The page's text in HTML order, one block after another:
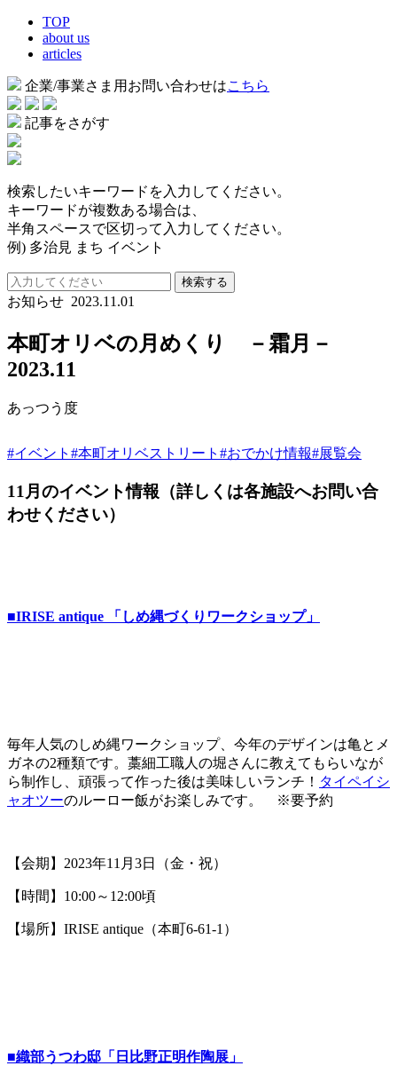
TOP
about us
articles
企業/事業さま用お問い合わせはこちら
記事をさがす
検索したいキーワードを入力してください。
キーワードが複数ある場合は、
半角スペースで区切って入力してください。
例) 多治見 まち イベント
検索する
お知らせ 2023.11.01
本町オリベの月めくり －霜月－
2023.11
あっつう度
#イベント #本町オリベストリート #おでかけ情報#展覧会
11月のイベント情報（詳しくは各施設へお問い合
わせください）
■IRISE antique 「しめ縄づくりワークショップ」
毎年人気のしめ縄ワークショップ、今年のデザインは亀とメ
ガネの2種類です。藁細工職人の堀さんに教えてもらいなが
ら制作し、頑張って作った後は美味しいランチ！ タイペイシ
ャオツーのルーロー飯がお楽しみです。 ※要予約
【会期】2023年11月3日（金・祝）
【時間】10:00～12:00頃
【場所】IRISE antique（本町6-61-1）
■織部うつわ邸「日比野正明作陶展」